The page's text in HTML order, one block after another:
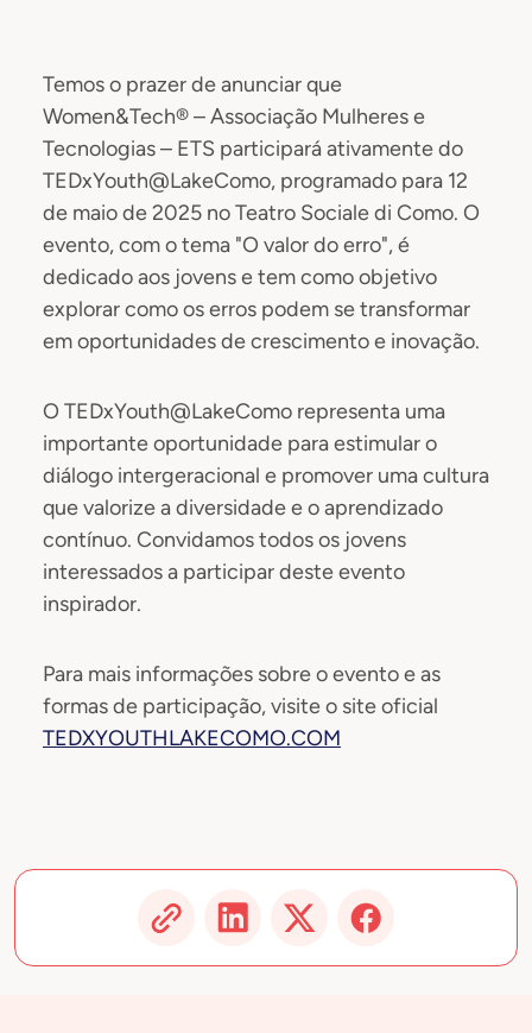
Temos o prazer de anunciar que
Women&Tech® – Associação Mulheres e
Tecnologias – ETS participará ativamente do
TEDxYouth@LakeComo, programado para 12
de maio de 2025 no Teatro Sociale di Como. O
evento, com o tema "O valor do erro", é
dedicado aos jovens e tem como objetivo
explorar como os erros podem se transformar
em oportunidades de crescimento e inovação. ​
O TEDxYouth@LakeComo representa uma
importante oportunidade para estimular o
diálogo intergeracional e promover uma cultura
que valorize a diversidade e o aprendizado
contínuo. Convidamos todos os jovens
interessados a participar deste evento
inspirador. ​
Para mais informações sobre o evento e as
formas de participação, visite o site oficial
TEDXYOUTHLAKECOMO.COM